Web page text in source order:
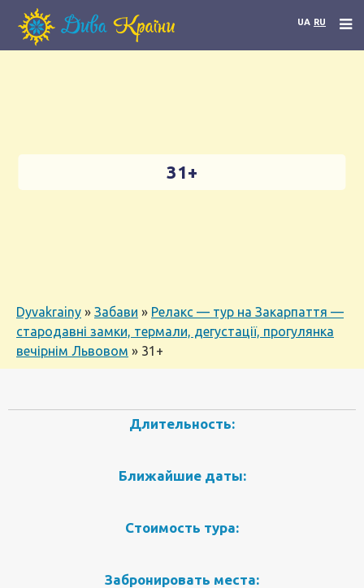
UA RU
31+
Dyvakrainy » Забави » Релакс — тур на Закарпаття —
стародавні замки, термали, дегустації, прогулянка
вечірнім Львовом » 31+
Длительность:
Ближайшие даты:
Стоимость тура:
Забронировать места: